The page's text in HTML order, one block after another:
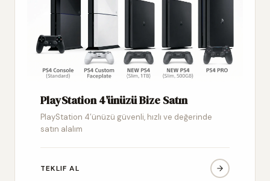
PlayStation 4’ünüzü Bize Satın
PlayStation 4’ünüzü güvenli, hızlı ve değerinde
satın alalım
TEKLIF AL